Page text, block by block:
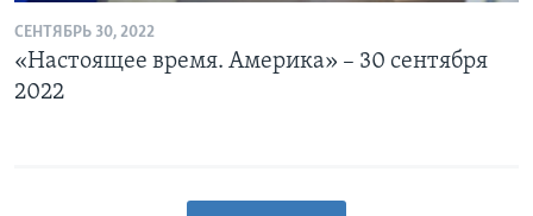
СЕНТЯБРЬ 30, 2022
«Настоящее время. Америка» – 30 сентября
2022